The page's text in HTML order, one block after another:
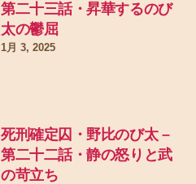
第二十三話・昇華するのび
太の鬱屈
1月 3, 2025
死刑確定囚・野比のび太 –
第二十二話・静の怒りと武
の苛立ち